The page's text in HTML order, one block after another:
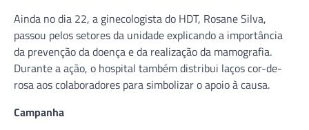
Ainda no dia 22, a ginecologista do HDT, Rosane Silva,
passou pelos setores da unidade explicando a importância
da prevenção da doença e da realização da mamografia.
Durante a ação, o hospital também distribui laços cor-de-
rosa aos colaboradores para simbolizar o apoio à causa.
Campanha